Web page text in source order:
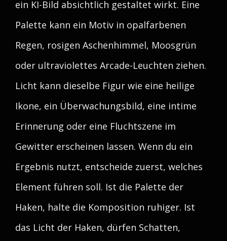
ein KI-Bild absichtlich gestaltet wirkt. Eine
Palette kann ein Motiv in opalfarbenen
Regen, rosigen Aschenhimmel, Moosgrün
oder ultraviolettes Arcade-Leuchten ziehen.
Licht kann dieselbe Figur wie eine heilige
Ikone, ein Überwachungsbild, eine intime
Erinnerung oder eine Fluchtszene im
Gewitter erscheinen lassen. Wenn du ein
Ergebnis nutzt, entscheide zuerst, welches
Element führen soll. Ist die Palette der
Haken, halte die Komposition ruhiger. Ist
das Licht der Haken, dürfen Schatten,